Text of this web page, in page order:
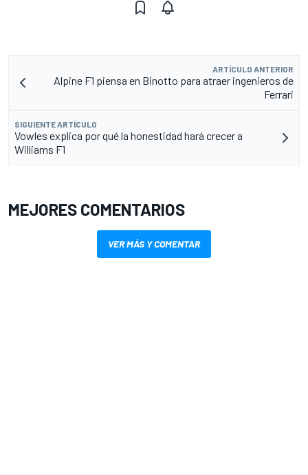
ARTÍCULO ANTERIOR
Alpine F1 piensa en Binotto para atraer ingenieros de
Ferrari
SIGUIENTE ARTÍCULO
Vowles explica por qué la honestidad hará crecer a
Williams F1
MEJORES COMENTARIOS
VER MÁS Y COMENTAR